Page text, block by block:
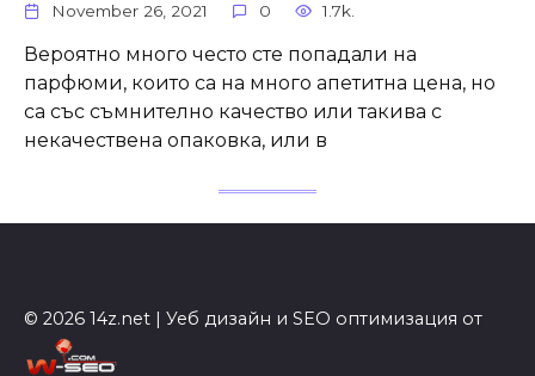
November 26, 2021 0 1.7k.
Вероятно много често сте попадали на
парфюми, които са на много апетитна цена, но
са със съмнително качество или такива с
некачествена опаковка, или в
© 2026 14z.net | Уеб дизайн и SEO оптимизация от